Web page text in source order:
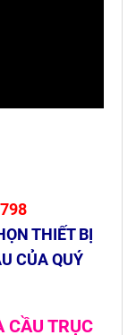
THIẾT BỊ
CỦA QUÝ
CẦU TRỤC